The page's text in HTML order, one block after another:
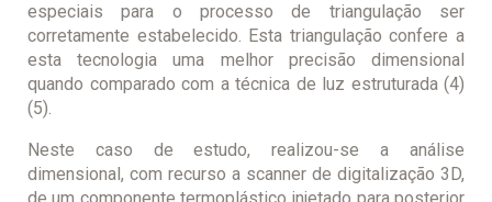
especiais para o processo de triangulação ser
corretamente estabelecido. Esta triangulação confere a
esta tecnologia uma melhor precisão dimensional
quando comparado com a técnica de luz estruturada (4)
(5).
Neste caso de estudo, realizou-se a análise
dimensional, com recurso a scanner de digitalização 3D,